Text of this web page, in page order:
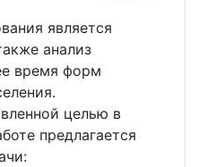
является
анализ
время форм
целью в
предлагается